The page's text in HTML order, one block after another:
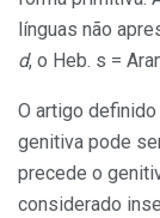
línguas não
d, o Heb. s =
O artigo definido
genitiva pode
precede o
considerado